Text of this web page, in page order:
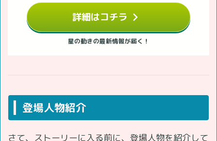
詳細はコチラ
星の動きの最新情報が届く！
登場人物紹介
さて、ストーリーに入る前に、登場人物を紹介して